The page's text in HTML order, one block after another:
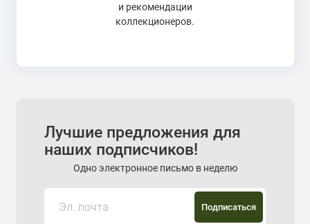
и рекомендации
коллекционеров.
Лучшие предложения для
наших подписчиков!
Одно электронное письмо в неделю
Подписаться